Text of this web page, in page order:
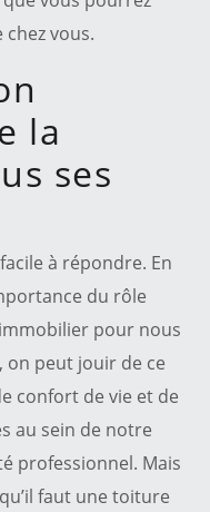
vous.
la
ses
à répondre. En
du rôle
pour nous
on peut jouir de ce
confort de vie et de
au sein de notre
professionnel. Mais
faut une toiture